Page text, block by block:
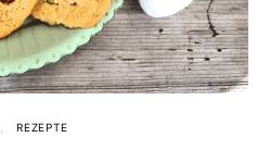
REZEPTE